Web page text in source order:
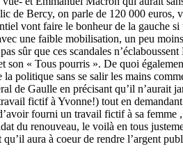
de Bercy, on parle de 120 000 euros,
vont faire le bonheur de la gauche si
une faible mobilisation, un peu
sûr que ces scandales
son « Tous pourris ». De quoi
la politique sans se salir les mains
de Gaulle en précisant qu’il n’aurait
fictif à Yvonne!) tout en
fourni un travail fictif à sa femme
du renouveau, le voilà en tous
qu’il aura à coeur de rendre l’argent